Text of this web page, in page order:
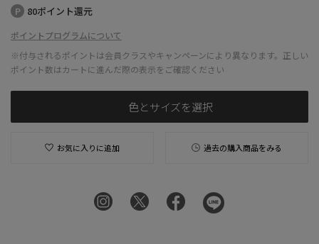
80ポイント還元
ポイントプログラムについて
※付与されるポイントは会員クラスやキャンペーンにより異なります。正しい
ポイント数はカートに進んだ際の表示をご確認ください
色とサイズを選択
お気に入りに追加 過去の購入商品をみる